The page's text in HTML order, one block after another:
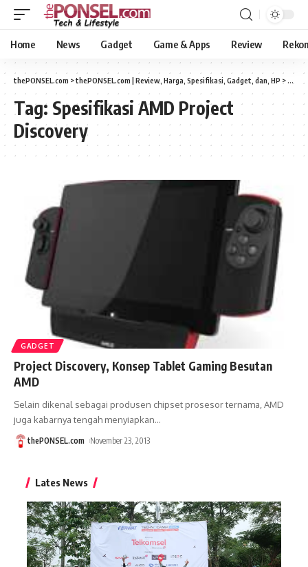
Home News Gadget Game & Apps Review
thePONSEL.com >thePONSEL.com | Review, Harga, Spesifikasi, Gadget, dan, HP >
Tag: Spesifikasi AMD Project
Discovery
GADGET
Project Discovery, Konsep Tablet Gaming Besutan
AMD
Selain dikenal sebagai produsen chipset prosesor ternama, AMD
juga kabarnya tengah menyiapkan…
thePONSEL.com November 23, 2013
Lates News